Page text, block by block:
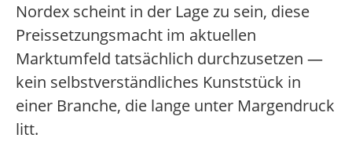
Nordex scheint in der Lage zu sein, diese
Preissetzungsmacht im aktuellen
Marktumfeld tatsächlich durchzusetzen —
kein selbstverständliches Kunststück in
einer Branche, die lange unter Margendruck
litt.